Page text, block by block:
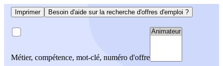
Imprimer Besoin d'aide sur la recherche d'offres d'emploi ?
Métier, compétence, mot-clé, numéro d'offre